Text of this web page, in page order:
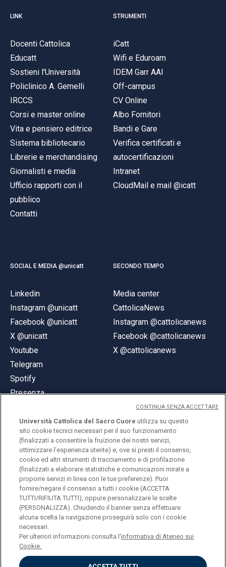
LINK
Docenti Cattolica
Educatt
Sostieni l'Università
Policlinico A. Gemelli
IRCCS
Corsi e master online
Vita e pensiero editrice
Sistema bibliotecario
Librerie e merchandising
Giornalisti e media
Ufficio rapporti con il
pubblico
Contatti
STRUMENTI
iCatt
Wifi e Eduroam
IDEM Garr AAI
Off-campus
CV Online
Albo Fornitori
Bandi e Gare
Verifica certificati e
autocertificazioni
Intranet
CloudMail e mail @icatt
SOCIAL E MEDIA @unicatt
Linkedin
Instagram @unicatt
Facebook @unicatt
X @unicatt
Youtube
Telegram
Spotify
Presenza
SECONDO TEMPO
Media center
CattolicaNews
Instagram @cattolicanews
Facebook @cattolicanews
X @cattolicanews
© Università Cattolica del Sacro Cuore
Largo A. Gemelli 1, 20123 Milano
PI 02133120150
ENGLISH
Università Cattolica del Sacro Cuore utilizza su questo
sito cookie tecnici necessari per il suo funzionamento
(finalizzati a consentire la fruizione dei nostri servizi,
ottimizzare l'esperienza utente) e, ove si presti il consenso,
cookie ed altri strumenti di tracciamento e di profilazione
(finalizzati a elaborare statistiche e comunicazioni mirate a
proporre servizi in linea con le tue preferenze). Puoi
fornire/negare il consenso a tutti i cookie (ACCETTA
TUTTI/RIFIUTA TUTTI), oppure personalizzare le scelte
(PERSONALIZZA). Chiudendo il banner senza effettuare
alcuna scelta la navigazione proseguirà solo con i cookie
necessari.
Per ulteriori informazioni consulta l'informativa di Ateneo sui
Cookie.
CONTINUA SENZA ACCETTARE